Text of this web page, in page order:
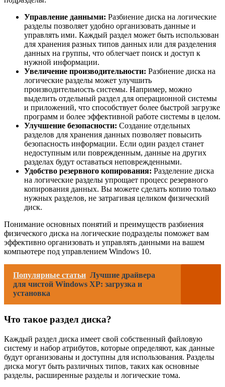
Управление данными: Разбиение диска на логические
разделы позволяет удобно организовать данные и
управлять ими. Каждый раздел может быть использован
для хранения разных типов данных или для разделения
данных на группы, что облегчает поиск и доступ к
нужной информации.
Увеличение производительности: Разбиение диска на
логические разделы может улучшить
производительность системы. Например, можно
выделить отдельный раздел для операционной системы
и приложений, что способствует более быстрой загрузке
программ и более эффективной работе системы в целом.
Улучшение безопасности: Создание отдельных
разделов для хранения данных позволяет повысить
безопасность информации. Если один раздел станет
недоступным или поврежденным, данные на других
разделах будут оставаться неповрежденными.
Удобство резервного копирования: Разделение диска
на логические разделы упрощает процесс резервного
копирования данных. Вы можете сделать копию только
нужных разделов, не затрагивая целиком физический
диск.
Понимание основных понятий и преимуществ разбиения
физического диска на логические подразделы поможет вам
эффективно организовать и управлять данными на вашем
компьютере под управлением Windows 10.
Популярные статьи Лучшие драйвера
для чистой Windows XP: загрузка и
установка
Что такое раздел диска?
Каждый раздел диска имеет свой собственный файловую
систему и набор атрибутов, которые определяют, как данные
будут организованы и доступны для использования. Разделы
диска могут быть различных типов, таких как основные
разделы, расширенные разделы и логические тома.